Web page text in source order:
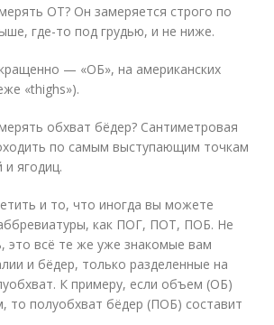
ОТ? Он замеряется строго по
где-то под грудью, и не ниже.
— «ОБ», на американских
«thighs»).
обхват бёдер? Сантиметровая
по самым выступающим точкам
и ягодиц.
и то, что иногда вы можете
как ПОГ, ПОТ, ПОБ. Не
это всё те же уже знакомые вам
и бёдер, только разделенные на
К примеру, если объем (ОБ)
то полуобхват бёдер (ПОБ) составит